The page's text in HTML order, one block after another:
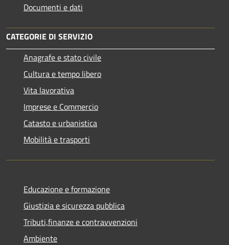
Documenti e dati
CATEGORIE DI SERVIZIO
Anagrafe e stato civile
Cultura e tempo libero
Vita lavorativa
Imprese e Commercio
Catasto e urbanistica
Mobilità e trasporti
Educazione e formazione
Giustizia e sicurezza pubblica
Tributi,finanze e contravvenzioni
Ambiente